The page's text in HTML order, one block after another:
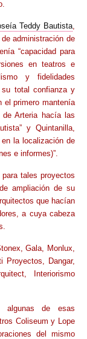
Teddy Bautista,
administración de
“capacidad para
en teatros e
y fidelidades
su total confianza y
el primero mantenía
de Arteria hacía las
y Quintanilla,
la localización de
e informes)”.
tales proyectos
ampliación de su
que hacían
a cuya cabeza
Gala, Monlux,
Proyectos, Dangar,
Interiorismo
algunas de esas
Coliseum y Lope
del mismo